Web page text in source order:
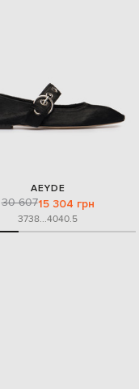
AEYDE
30 60715 304 грн
3738...4040.5